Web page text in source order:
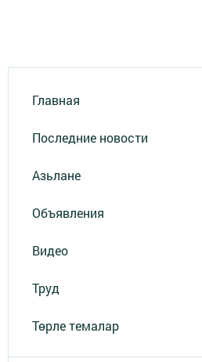
Главная
Последние новости
Азьлане
Объявления
Видео
Труд
Төрле темалар